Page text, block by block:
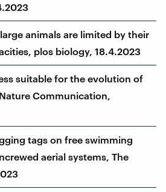
animals are limited by their
plos biology, 18.4.2023
suitable for the evolution of
Communication,
tags on free swimming
aerial systems, The